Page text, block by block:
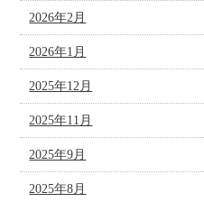
2026年2月
2026年1月
2025年12月
2025年11月
2025年9月
2025年8月